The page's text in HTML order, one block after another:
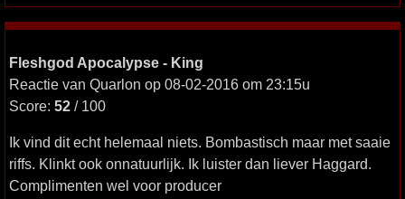
Fleshgod Apocalypse - King
Reactie van Quarlon op 08-02-2016 om 23:15u
Score: 52 / 100
Ik vind dit echt helemaal niets. Bombastisch maar met saaie
riffs. Klinkt ook onnatuurlijk. Ik luister dan liever Haggard.
Complimenten wel voor producer